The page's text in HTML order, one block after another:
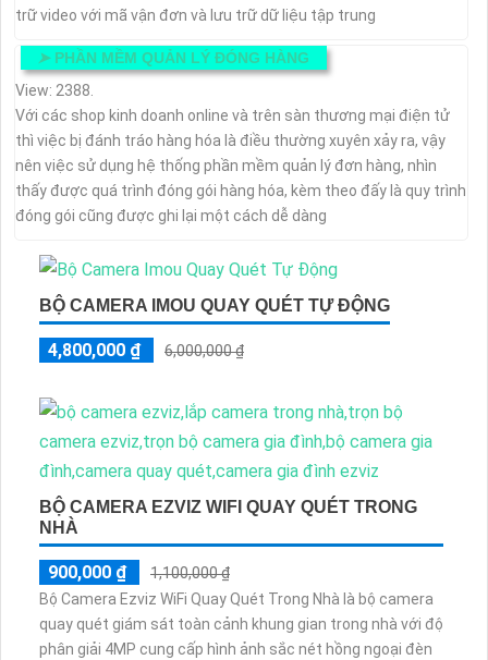
trữ video với mã vận đơn và lưu trữ dữ liệu tập trung
➤ PHẦN MỀM QUẢN LÝ ĐÓNG HÀNG
View: 2388.
Với các shop kinh doanh online và trên sàn thương mại điện tử
thì việc bị đánh tráo hàng hóa là điều thường xuyên xảy ra, vậy
nên việc sử dụng hệ thống phần mềm quản lý đơn hàng, nhìn
thấy được quá trình đóng gói hàng hóa, kèm theo đấy là quy trình
đóng gói cũng được ghi lại một cách dễ dàng
BỘ CAMERA IMOU QUAY QUÉT TỰ ĐỘNG
4,800,000 ₫ 6,000,000 ₫
BỘ CAMERA EZVIZ WIFI QUAY QUÉT TRONG
NHÀ
900,000 ₫
1,100,000 ₫
Bộ Camera Ezviz WiFi Quay Quét Trong Nhà là bộ camera
quay quét giám sát toàn cảnh khung gian trong nhà với độ
phân giải 4MP cung cấp hình ảnh sắc nét hồng ngoại đèn